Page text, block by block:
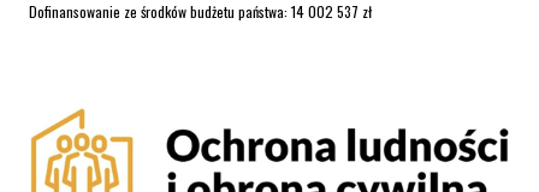
Dofinansowanie ze środków budżetu państwa: 14 002 537 zł